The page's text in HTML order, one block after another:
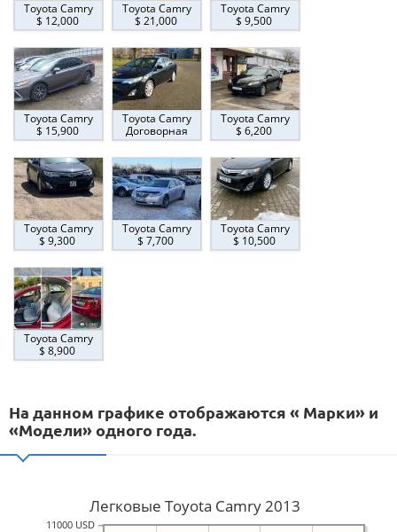
Toyota Camry
$ 12,000
Toyota Camry
$ 21,000
Toyota Camry
$ 9,500
Toyota Camry
$ 15,900
Toyota Camry
Договорная
Toyota Camry
$ 6,200
Toyota Camry
$ 9,300
Toyota Camry
$ 7,700
Toyota Camry
$ 10,500
Toyota Camry
$ 8,900
На данном графике отображаются « Марки» и
«Модели» одного года.
Легковые Toyota Camry 2013
11000 USD